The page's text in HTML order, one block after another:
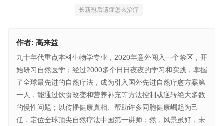
长新冠后遗症怎么治疗
作者: 高来益
九十年代重点本科生物学专业，2020年意外闯入一个禁区，开
始研习自然医学；经过2000多个日日夜夜的学习和实践，掌握
了全球最先进的自然疗法，成为引入国外先进自然疗愈方案第
一人，能通过饮食改变和营养补充等方法控制或逆转绝大多数
的慢性问题；以传播健康真相、帮助许多同胞健康崛起为己
任，定位全球顶尖自然疗法中国第一讲师；然，风景虽好，未